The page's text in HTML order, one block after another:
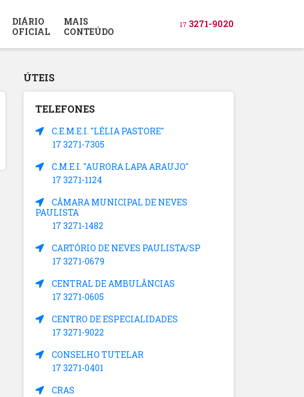
DIÁRIO
OFICIAL
MAIS
CONTEÚDO
17 3271-9020
ÚTEIS
TELEFONES
C.E.M.E.I. "LÉLIA PASTORE"
17 3271-7305
C.M.E.I. "AURORA LAPA ARAUJO"
17 3271-1124
CÂMARA MUNICIPAL DE NEVES
PAULISTA
17 3271-1482
CARTÓRIO DE NEVES PAULISTA/SP
17 3271-0679
CENTRAL DE AMBULÂNCIAS
17 3271-0605
CENTRO DE ESPECIALIDADES
17 3271-9022
CONSELHO TUTELAR
17 3271-0401
CRAS